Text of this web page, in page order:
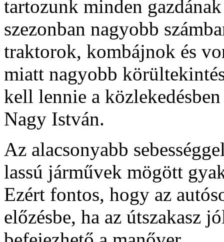
tartozunk minden
szezonban nagyobb
traktorok, kombájnok és
miatt nagyobb
kell lennie a
Nagy István.
Az alacsonyabb
lassú járművek mögött
Ezért fontos, hogy az
előzésbe, ha az útszakasz